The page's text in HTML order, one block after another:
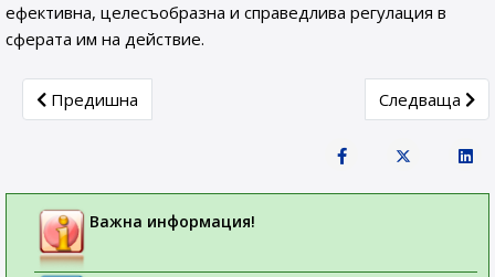
ефективна, целесъобразна и справедлива регулация в
сферата им на действие.
Previous article: Среща на БОВЛ и ИАЛ с пациентски
Предишна Next article:
Следваща
Важна информация!